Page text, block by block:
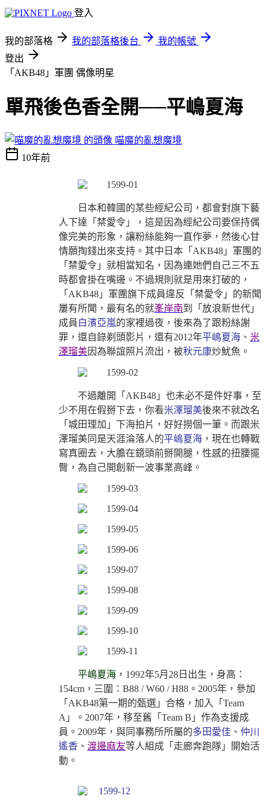
登入
我的部落格 我的部落格後台
我的帳號
登出
「AKB48」軍團 偶像明星
單飛後色香全開──平嶋夏海
喵魔的亂想魔境
10年前
日本和韓國的某些經紀公司，都會對旗下藝
人下達「禁愛令」，這是因為經紀公司要保持偶
像完美的形象，讓粉絲能夠一直作夢，然後心甘
情願掏錢出來支持。其中日本「AKB48」軍團的
「禁愛令」就相當知名，因為連她們自己三不五
時都會掛在嘴邊。不過規則就是用來打破的，
「AKB48」軍團旗下成員違反「禁愛令」的新聞
屢有所聞，最有名的就峯岸南到「放浪新世代」
成員 白濱亞嵐的家裡過夜，後來為了跟粉絲謝
罪，還自錄剃頭影片，還有2012年平嶋夏海 、 米
澤瑠美因為聯誼照片流出，被秋元康炒魷魚。
不過離開「AKB48」也未必不是件好事，至
少不用在假掰下去，你看米澤瑠美後來不就改名
「城田理加」下海拍片，好好撈個一筆。而跟米
澤瑠美同是天涯淪落人的平嶋夏海 ，現在也轉戰
寫真圈去，大膽在鏡頭前掰開腿，性感的扭腰擺
臀，為自己開創新一波事業高峰。
平嶋夏海 ，1992年5月28日出生，身高：
154cm，三圍：B88 / W60 / H88。2005年，參加
「AKB48第一期的甄選」合格，加入「Team
A」。2007年，移至舊「Team B」作為支援成
員。2009年，與同事務所所屬的多田愛佳 、 仲川
遙香 、 渡邊麻友等人組成「走廊奔跑隊」開始活
動。